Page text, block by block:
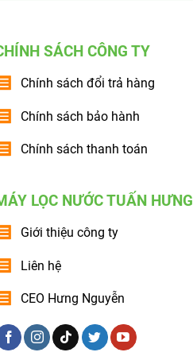
SÁCH CÔNG TY
Chính sách đổi trả hàng
Chính sách bảo hành
Chính sách thanh toán
LỌC NƯỚC TUẤN HƯNG
Giới thiệu công ty
Liên hệ
CEO Hưng Nguyễn